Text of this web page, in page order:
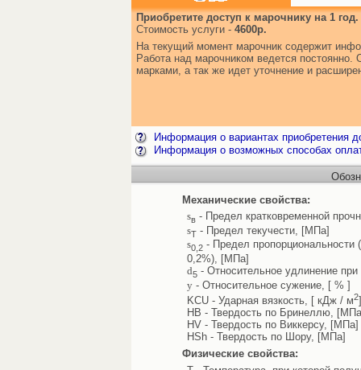
Приобретите доступ к марочнику на 1 год.
Стоимость услуги - 4600р.
На текущий момент марочник содержит
Работа над марочником ведется постоянно.
марками, а так же идет уточнение и
Информация о вариантах приобретения
Информация о возможных способах
Механические свойства:
sв - Предел кратковременной
sТ- Предел текучести, [МПа]
s0,2- Предел пропорциональности
0,2%), [МПа]
d5- Относительное удлинение
y- Относительное сужение, [ % ]
KCU - Ударная вязкость, [ кДж / м2]
HB - Твердость по Бринеллю,
HV - Твердость по Виккерсу, [МПа]
HSh - Твердость по Шору, [МПа]
Физические свойства: